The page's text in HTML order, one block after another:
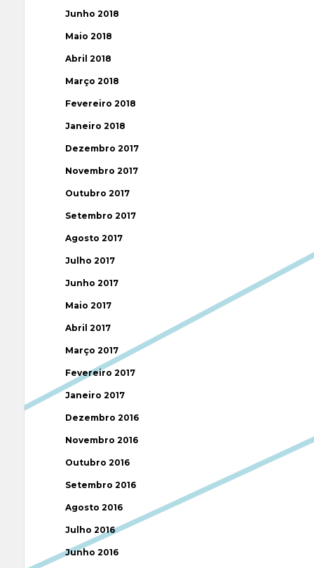
Junho 2018
Maio 2018
Abril 2018
Março 2018
Fevereiro 2018
Janeiro 2018
Dezembro 2017
Novembro 2017
Outubro 2017
Setembro 2017
Agosto 2017
Julho 2017
Junho 2017
Maio 2017
Abril 2017
Março 2017
Fevereiro 2017
Janeiro 2017
Dezembro 2016
Novembro 2016
Outubro 2016
Setembro 2016
Agosto 2016
Julho 2016
Junho 2016